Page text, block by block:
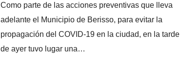
Como parte de las acciones preventivas que lleva
adelante el Municipio de Berisso, para evitar la
propagación del COVID-19 en la ciudad, en la tarde
de ayer tuvo lugar una…